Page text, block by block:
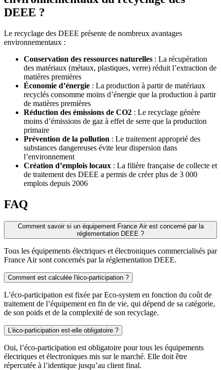
DEEE ?
Le recyclage des DEEE présente de nombreux avantages
environnementaux :
Conservation des ressources naturelles : La récupération
des matériaux (métaux, plastiques, verre) réduit l’extraction de
matières premières
Économie d’énergie : La production à partir de matériaux
recyclés consomme moins d’énergie que la production à partir
de matières premières
Réduction des émissions de CO2 : Le recyclage génère
moins d’émissions de gaz à effet de serre que la production
primaire
Prévention de la pollution : Le traitement approprié des
substances dangereuses évite leur dispersion dans
l’environnement
Création d’emplois locaux : La filière française de collecte et
de traitement des DEEE a permis de créer plus de 3 000
emplois depuis 2006
FAQ
Comment savoir si un équipement France Air est concerné par la
réglementation DEEE ?
Tous les équipements électriques et électroniques commercialisés par
France Air sont concernés par la réglementation DEEE.
Comment est calculée l'éco-participation ?
L’éco-participation est fixée par Eco-system en fonction du coût de
traitement de l’équipement en fin de vie, qui dépend de sa catégorie,
de son poids et de la complexité de son recyclage.
L'éco-participation est-elle obligatoire ?
Oui, l’éco-participation est obligatoire pour tous les équipements
électriques et électroniques mis sur le marché. Elle doit être
répercutée à l’identique jusqu’au client final.